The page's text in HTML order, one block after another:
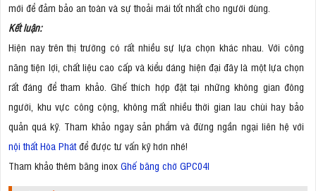
mới để đảm bảo an toàn và sự thoải mái tốt nhất cho người dùng.
Kết luận:
Hiện nay trên thị trường có rất nhiều sự lựa chọn khác nhau. Với công
năng tiện lợi, chất liệu cao cấp và kiểu dáng hiện đại đây là một lựa chọn
rất đáng để tham khảo. Ghế thích hợp đặt tại những không gian đông
người, khu vực công cộng, không mất nhiều thời gian lau chùi hay bảo
quản quá kỹ. Tham khảo ngay sản phẩm và đừng ngần ngại liên hệ với
nội thất Hòa Phátđể được tư vấn kỹ hơn nhé!
Tham khảo thêm băng inox Ghế băng chờ GPC04I